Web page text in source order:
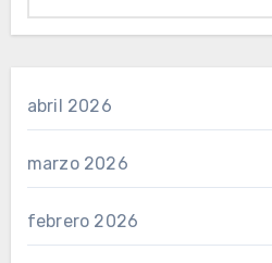
abril 2026
marzo 2026
febrero 2026